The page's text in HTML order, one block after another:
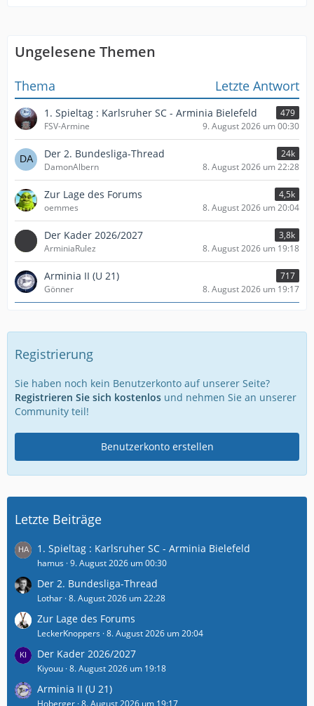
Ungelesene Themen
Thema Letzte Antwort
1. Spieltag : Karlsruher SC - Arminia Bielefeld
479
FSV-Armine
9. August 2026 um 00:30
Der 2. Bundesliga-Thread
24k
DamonAlbern
8. August 2026 um 22:28
Zur Lage des Forums
4,5k
oemmes
8. August 2026 um 20:04
Der Kader 2026/2027
3,8k
ArminiaRulez
8. August 2026 um 19:18
Arminia II (U 21)
717
Gönner
8. August 2026 um 19:17
Registrierung
Sie haben noch kein Benutzerkonto auf unserer Seite?
Registrieren Sie sich kostenlos und nehmen Sie an unserer
Community teil!
Benutzerkonto erstellen
Letzte Beiträge
1. Spieltag : Karlsruher SC - Arminia Bielefeld
hamus 9. August 2026 um 00:30
Der 2. Bundesliga-Thread
Lothar 8. August 2026 um 22:28
Zur Lage des Forums
LeckerKnoppers 8. August 2026 um 20:04
Der Kader 2026/2027
Kiyouu 8. August 2026 um 19:18
Arminia II (U 21)
Hoberger 8. August 2026 um 19:17